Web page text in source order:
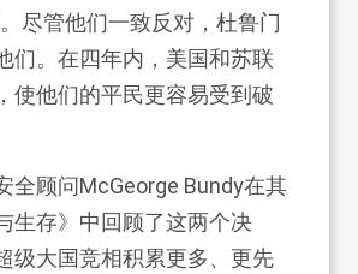
尽管他们一致反对，杜鲁门
们。在四年内，美国和苏联
使他们的平民更容易受到破
全顾问McGeorge Bundy在其
生存》中回顾了这两个决
级大国竞相积累更多、更先